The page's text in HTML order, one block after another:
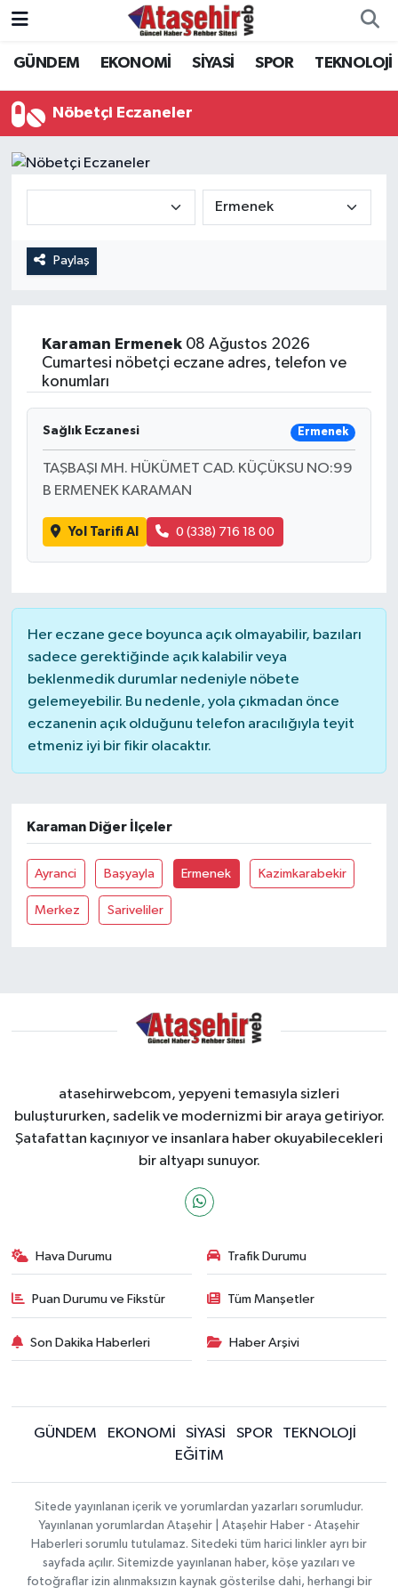
GÜNDEM EKONOMİ SİYASİ SPOR TEKNOLOJİ
Nöbetçi Eczaneler
Paylaş
Karaman Ermenek08 Ağustos 2026
Cumartesi nöbetçi eczane adres, telefon ve
konumları
Sağlık Eczanesi Ermenek
TAŞBAŞI MH. HÜKÜMET CAD. KÜÇÜKSU NO:99
B ERMENEK KARAMAN
Yol Tarifi Al 0 (338) 716 18 00
Her eczane gece boyunca açık olmayabilir, bazıları
sadece gerektiğinde açık kalabilir veya
beklenmedik durumlar nedeniyle nöbete
gelemeyebilir. Bu nedenle, yola çıkmadan önce
eczanenin açık olduğunu telefon aracılığıyla teyit
etmeniz iyi bir fikir olacaktır.
Karaman Diğer İlçeler
Ayranci Başyayla Ermenek Kazimkarabekir
Merkez Sariveliler
atasehirwebcom, yepyeni temasıyla sizleri
buluştururken, sadelik ve modernizmi bir araya getiriyor.
Şatafattan kaçınıyor ve insanlara haber okuyabilecekleri
bir altyapı sunuyor.
Hava Durumu Trafik Durumu
Puan Durumu ve Fikstür Tüm Manşetler
Son Dakika Haberleri Haber Arşivi
GÜNDEM EKONOMİ SİYASİ SPOR
TEKNOLOJİ
EĞİTİM
Sitede yayınlanan içerik ve yorumlardan yazarları sorumludur.
Yayınlanan yorumlardan Ataşehir | Ataşehir Haber - Ataşehir
Haberleri sorumlu tutulamaz. Sitedeki tüm harici linkler ayrı bir
sayfada açılır. Sitemizde yayınlanan haber, köşe yazıları ve
fotoğraflar izin alınmaksızın kaynak gösterilse dahi, herhangi bir
Hava Durumu
Trafik Durumu
Süper Lig Puan Durumu ve Fikstür
Son Dakika Haberleri